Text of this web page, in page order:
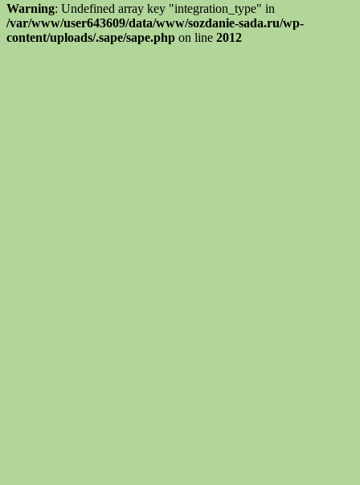
Warning: Undefined array key "integration_type" in
/var/www/user643609/data/www/sozdanie-sada.ru/wp-
content/uploads/.sape/sape.php on line 2012